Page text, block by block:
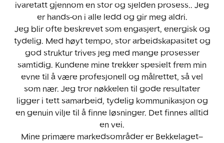
ivaretatt gjennom en stor og sjelden prosess.. Jeg
er hands-on i alle ledd og gir meg aldri.
Jeg blir ofte beskrevet som engasjert, energisk og
tydelig. Med høyt tempo, stor arbeidskapasitet og
god struktur trives jeg med mange prosesser
samtidig. Kundene mine trekker spesielt frem min
evne til å være profesjonell og målrettet, så vel
som nær. Jeg tror nøkkelen til gode resultater
ligger i tett samarbeid, tydelig kommunikasjon og
en genuin vilje til å finne løsninger. Det finnes alltid
en vei.
Mine primære markedsområder er Bekkelaget–